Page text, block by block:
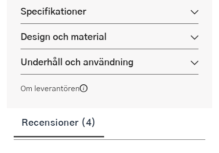
Specifikationer
Design och material
Underhåll och användning
Om leverantören
Recensioner (4)